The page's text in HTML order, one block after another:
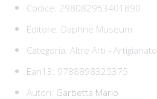
Codice: 298082953401890
Editore: Daphne Museum
Categoria: Altre Arti - Artigianato
Ean13: 9788898325375
Autori: Garbetta Mario